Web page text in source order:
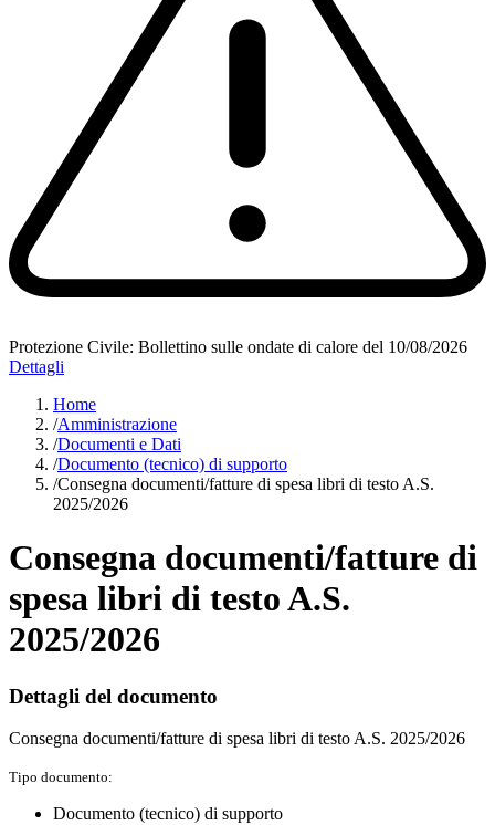
Protezione Civile: Bollettino sulle ondate di calore del 10/08/2026
Dettagli
Home
/Amministrazione
/Documenti e Dati
/Documento (tecnico) di supporto
/Consegna documenti/fatture di spesa libri di testo A.S.
2025/2026
Consegna documenti/fatture di
spesa libri di testo A.S.
2025/2026
Dettagli del documento
Consegna documenti/fatture di spesa libri di testo A.S. 2025/2026
Tipo documento:
Documento (tecnico) di supporto